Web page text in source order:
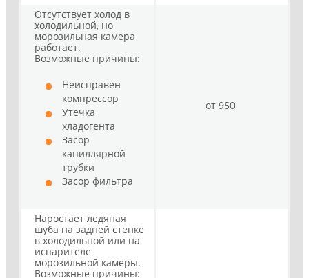
Отсутствует холод в
холодильной, но
морозильная камера
работает.
Возможные причины:
Неисправен
компрессор
Утечка
хладогента
Засор
капиллярной
трубки
Засор фильтра
от 950
Наростает ледяная
шуба на задней стенке
в холодильной или на
испарителе
морозильной камеры.
Возможные причины: